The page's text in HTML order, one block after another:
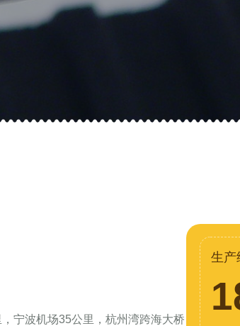
宁波机场35公里，杭州湾跨海大桥
生产